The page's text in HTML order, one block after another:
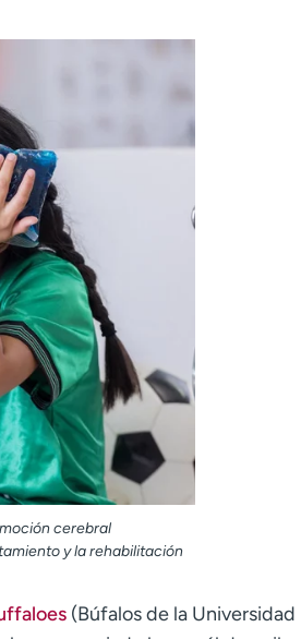
cerebral
y la rehabilitación
(Búfalos de la Universidad